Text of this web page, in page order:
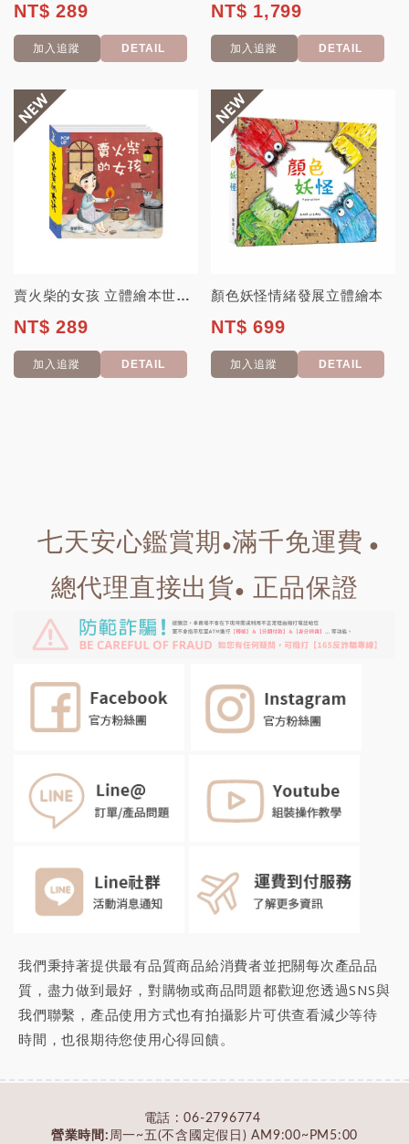
NT$ 289
加入追蹤 DETAIL
NT$ 1,799
加入追蹤 DETAIL
賣火柴的女孩 立體繪本世界童話系列
NT$ 289
加入追蹤 DETAIL
顏色妖怪情緒發展立體繪本
NT$ 699
加入追蹤 DETAIL
七天安心鑑賞期 ●滿千免運費 ●
總代理直接出貨● 正品保證
我們秉持著提供最有品質商品給消費者並把關每次產品品
質，盡力做到最好，對購物或商品問題都歡迎您透過SNS與
我們聯繫，產品使用方式也有拍攝影片可供查看減少等待
時間，也很期待您使用心得回饋。
電話 :06-2796774
營業時間: 周一~五(不含國定假日) AM9:00~PM5:00